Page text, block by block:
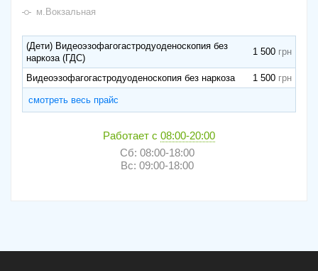
м.Вокзальная
(Дети) Видеоэзофагогастродуоденоскопия без
наркоза (ГДС)
1 500
Видеоэзофагогастродуоденоскопия без наркоза 1 500
смотреть весь прайс
Работает с 08:00-20:00
Сб: 08:00-18:00
Вс: 09:00-18:00